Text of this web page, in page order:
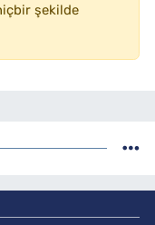
şekilde